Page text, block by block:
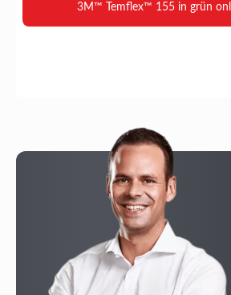
3M™ Temflex™ 155 in grün